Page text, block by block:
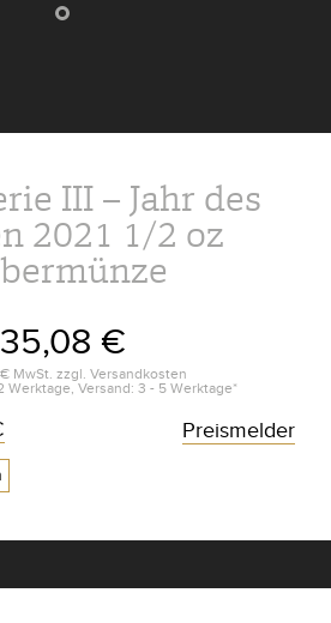
III – Jahr des
2021 1/2 oz
35,08 €
MwSt. zzgl. Versandkosten
Werktage, Versand: 3 - 5 Werktage*
Preismelder